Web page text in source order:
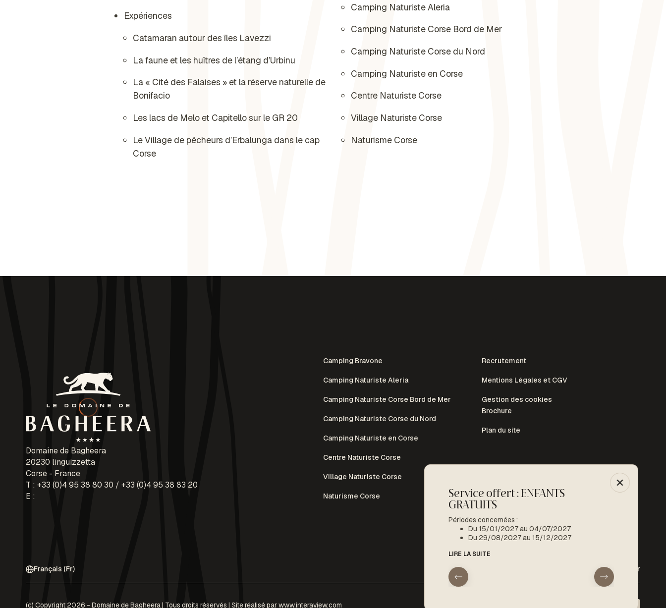
Service offert : ENFANTS
GRATUITS
Périodes concernées :
Du 15/01/2027 au 04/07/2027
Du 29/08/2027 au 15/12/2027
LIRE LA SUITE
-10% :
Expériences
Catamaran autour des îles Lavezzi
La faune et les huîtres de l’étang d’Urbinu
La « Cité des Falaises » et la réserve naturelle de
Bonifacio
Les lacs de Melo et Capitello sur le GR 20
Le Village de pêcheurs d’Erbalunga dans le cap
Corse
Camping Naturiste Aleria
Camping Naturiste Corse Bord de Mer
Camping Naturiste Corse du Nord
Camping Naturiste en Corse
Centre Naturiste Corse
Village Naturiste Corse
Naturisme Corse
Domaine de Bagheera
20230 linguizzetta
Corse - France
T :+33 (0)4 95 38 80 30 /+33 (0)4 95 38 83 20
E :
Recrutement
Mentions Légales et CGV
Gestion des cookies
Brochure
Plan du site
Camping Bravone
Camping Naturiste Aleria
Camping Naturiste Corse Bord de Mer
Camping Naturiste Corse du Nord
Camping Naturiste en Corse
Centre Naturiste Corse
Village Naturiste Corse
Naturisme Corse
Français (Fr) YoutubeTripadvisor
(c) Copyright 2026 - Domaine de Bagheera | Tous droits réservés | Site réalisé parwww.interaview.com